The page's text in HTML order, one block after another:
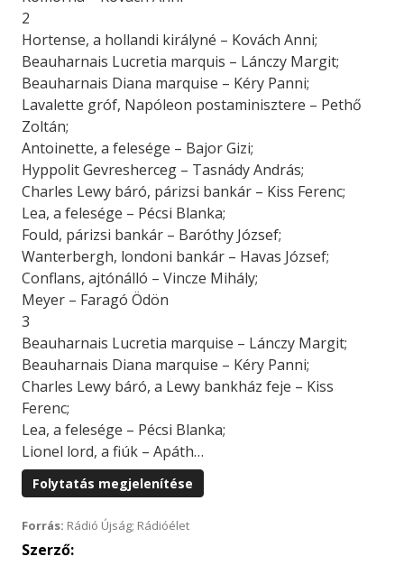
2
Hortense, a hollandi királyné – Kovách Anni;
Beauharnais Lucretia marquis – Lánczy Margit;
Beauharnais Diana marquise – Kéry Panni;
Lavalette gróf, Napóleon postaminisztere – Pethő
Zoltán;
Antoinette, a felesége – Bajor Gizi;
Hyppolit Gevresherceg – Tasnády András;
Charles Lewy báró, párizsi bankár – Kiss Ferenc;
Lea, a felesége – Pécsi Blanka;
Fould, párizsi bankár – Baróthy József;
Wanterbergh, londoni bankár – Havas József;
Conflans, ajtónálló – Vincze Mihály;
Meyer – Faragó Ödön
3
Beauharnais Lucretia marquise – Lánczy Margit;
Beauharnais Diana marquise – Kéry Panni;
Charles Lewy báró, a Lewy bankház feje – Kiss
Ferenc;
Lea, a felesége – Pécsi Blanka;
Lionel lord, a fiúk – Apáth…
Folytatás megjelenítése
Forrás: Rádió Újság; Rádióélet
Szerző: